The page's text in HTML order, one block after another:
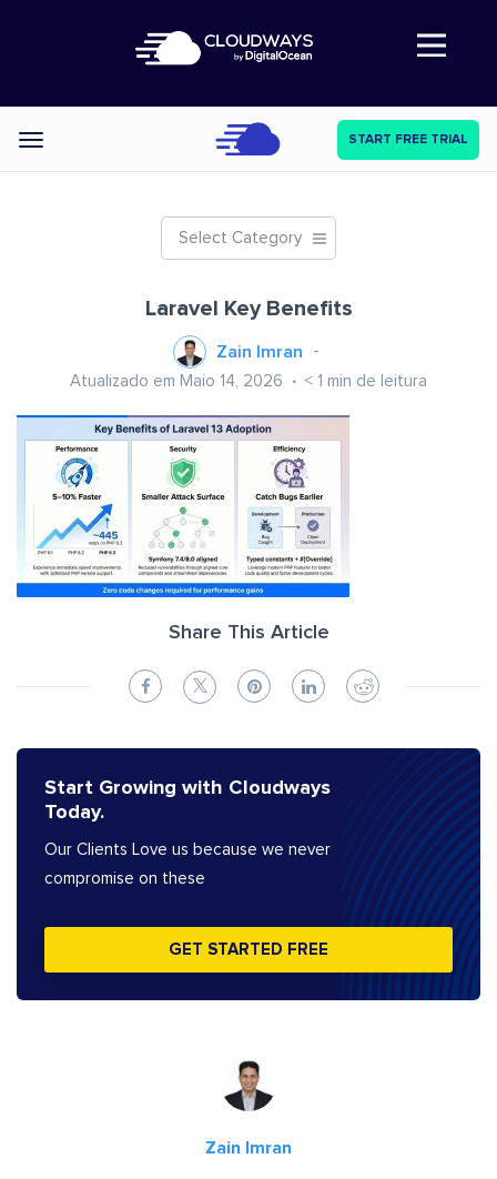
Abre a navegação
Categories START FREE TRIAL
Select Category
Laravel Key Benefits
Zain Imran
Atualizado em Maio 14, 2026 < 1 min de leitura
Share This Article
Start Growing with Cloudways
Today.
Our Clients Love us because we never
compromise on these
GET STARTED FREE
Zain Imran